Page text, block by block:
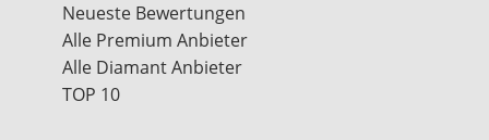
Neueste Bewertungen
Alle Premium Anbieter
Alle Diamant Anbieter
TOP 10